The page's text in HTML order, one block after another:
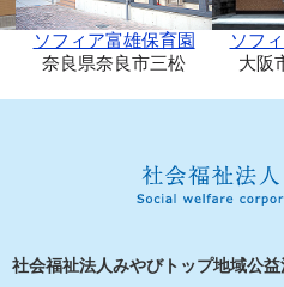
ソフィア富雄保育園
奈良県奈良市三松
ソフ
大阪
社会福祉法人みやびトップ地域公益